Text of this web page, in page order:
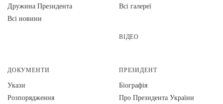
Дружина Президента
Всі новини
Всі галереї
ВІДЕО
ДОКУМЕНТИ
Укази
Розпорядження
ПРЕЗИДЕНТ
Біографія
Про Президента України